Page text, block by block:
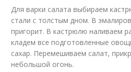
Для варки салата выбираем
стали с толстым дном. В
пригорит. В кастрюлю наливаем
кладем все подготовленные
сахар. Перемешиваем салат,
небольшой огонь.